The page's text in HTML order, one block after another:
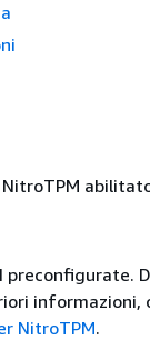
NitroTPM
preconfigurate.
informazioni,
NitroTPM.